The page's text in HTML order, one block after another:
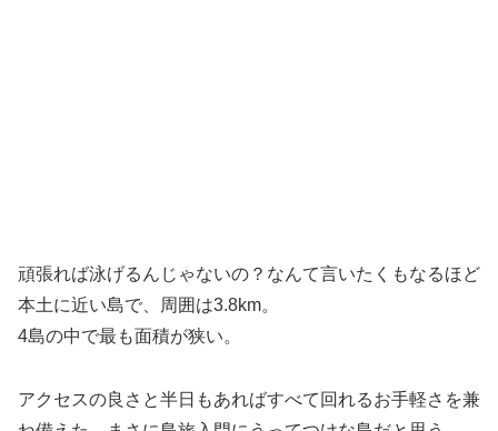
頑張れば泳げるんじゃないの？なんて言いたくもなるほど
本土に近い島で、周囲は3.8km。
4島の中で最も面積が狭い。
アクセスの良さと半日もあればすべて回れるお手軽さを兼